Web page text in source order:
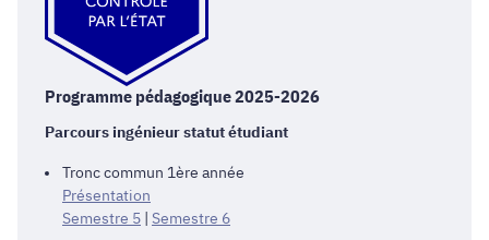
Programme pédagogique 2025-2026
Parcours ingénieur statut étudiant
Tronc commun 1ère année
Présentation
Semestre 5 | Semestre 6